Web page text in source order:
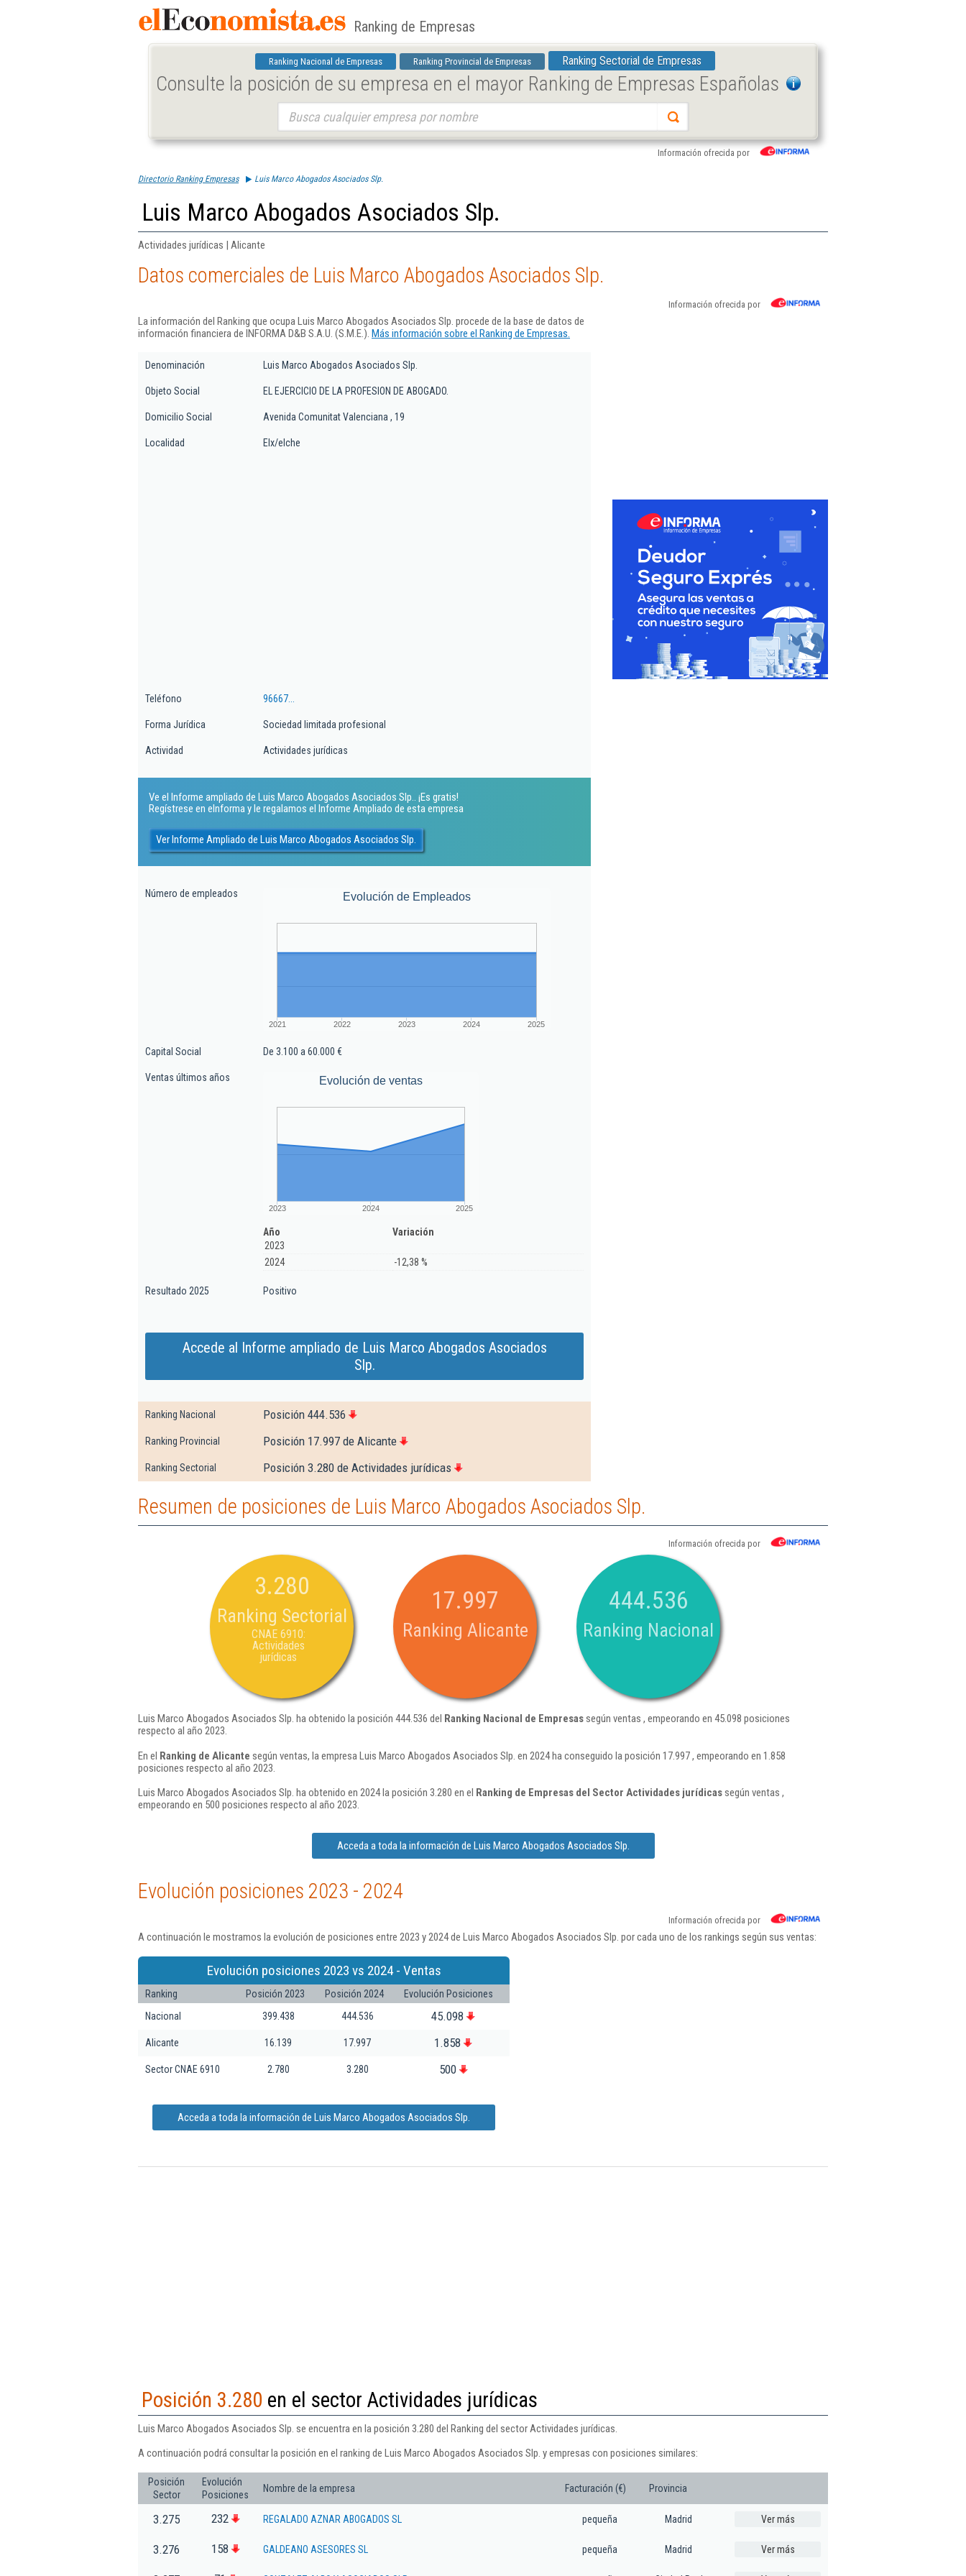
Ranking de Empresas
Ranking Nacional de Empresas Ranking Provincial de Empresas Ranking Sectorial de Empresas
Consulte la posición de su empresa en el mayor Ranking de Empresas Españolas
Información ofrecida por
Directorio Ranking Empresas Luis Marco Abogados Asociados Slp.
Luis Marco Abogados Asociados Slp.
Actividades jurídicas | Alicante
Datos comerciales de Luis Marco Abogados Asociados Slp.
Información ofrecida por
La información del Ranking que ocupa Luis Marco Abogados Asociados Slp. procede de la base de datos de
información financiera de INFORMA D&B S.A.U. (S.M.E.). Más información sobre el Ranking de Empresas.
Denominación Luis Marco Abogados Asociados Slp.
Objeto Social EL EJERCICIO DE LA PROFESION DE ABOGADO.
Domicilio Social Avenida Comunitat Valenciana , 19
Localidad Elx/elche
Teléfono 96667...
Forma Jurídica Sociedad limitada profesional
Actividad Actividades jurídicas
Ve el Informe ampliado de Luis Marco Abogados Asociados Slp.. ¡Es gratis!
Regístrese en eInforma y le regalamos el Informe Ampliado de esta empresa
Ver Informe Ampliado de Luis Marco Abogados Asociados Slp.
Número de empleados Evolución de Empleados
2021 2022 2023 2024 2025
Capital Social De 3.100 a 60.000 €
Ventas últimos años Evolución de ventas
2023 2024 2025
Año
Variación
2023
2024
-12,38 %
Resultado 2025 Positivo
Accede al Informe ampliado de Luis Marco Abogados Asociados
Slp.
Ranking Nacional Posición 444.536
Ranking Provincial Posición 17.997 de Alicante
Ranking Sectorial Posición 3.280 de Actividades jurídicas
Resumen de posiciones de Luis Marco Abogados Asociados Slp.
Información ofrecida por
3.280
Ranking Sectorial
CNAE 6910:
Actividades
jurídicas
17.997
Ranking Alicante
444.536
Ranking Nacional
Luis Marco Abogados Asociados Slp. ha obtenido la posición 444.536 del Ranking Nacional de Empresassegún ventas , empeorando en 45.098 posiciones
respecto al año 2023.
En el Ranking de Alicante según ventas, la empresa Luis Marco Abogados Asociados Slp. en 2024 ha conseguido la posición 17.997 , empeorando en 1.858
posiciones respecto al año 2023.
Luis Marco Abogados Asociados Slp. ha obtenido en 2024 la posición 3.280 en el Ranking de Empresas del Sector Actividades jurídicassegún ventas ,
empeorando en 500 posiciones respecto al año 2023.
Acceda a toda la información de Luis Marco Abogados Asociados Slp.
Evolución posiciones 2023 - 2024
Información ofrecida por
A continuación le mostramos la evolución de posiciones entre 2023 y 2024 de Luis Marco Abogados Asociados Slp. por cada uno de los rankings según sus ventas:
Evolución posiciones 2023 vs 2024 - Ventas
Ranking Posición 2023 Posición 2024
Evolución Posiciones
Nacional
399.438 444.536 45.098
Alicante 16.139 17.997 1.858
Sector CNAE 6910 2.780 3.280 500
Acceda a toda la información de Luis Marco Abogados Asociados Slp.
Posición 3.280 en el sector Actividades jurídicas
Luis Marco Abogados Asociados Slp. se encuentra en la posición 3.280 del Ranking del sector Actividades jurídicas.
A continuación podrá consultar la posición en el ranking de Luis Marco Abogados Asociados Slp. y empresas con posiciones similares:
Posición
Sector
Evolución
Posiciones
Nombre de la empresa Facturación (€) Provincia
3.275 232 REGALADO AZNAR ABOGADOS SL pequeña Madrid Ver más
3.276 158 GALDEANO ASESORES SL pequeña Madrid Ver más